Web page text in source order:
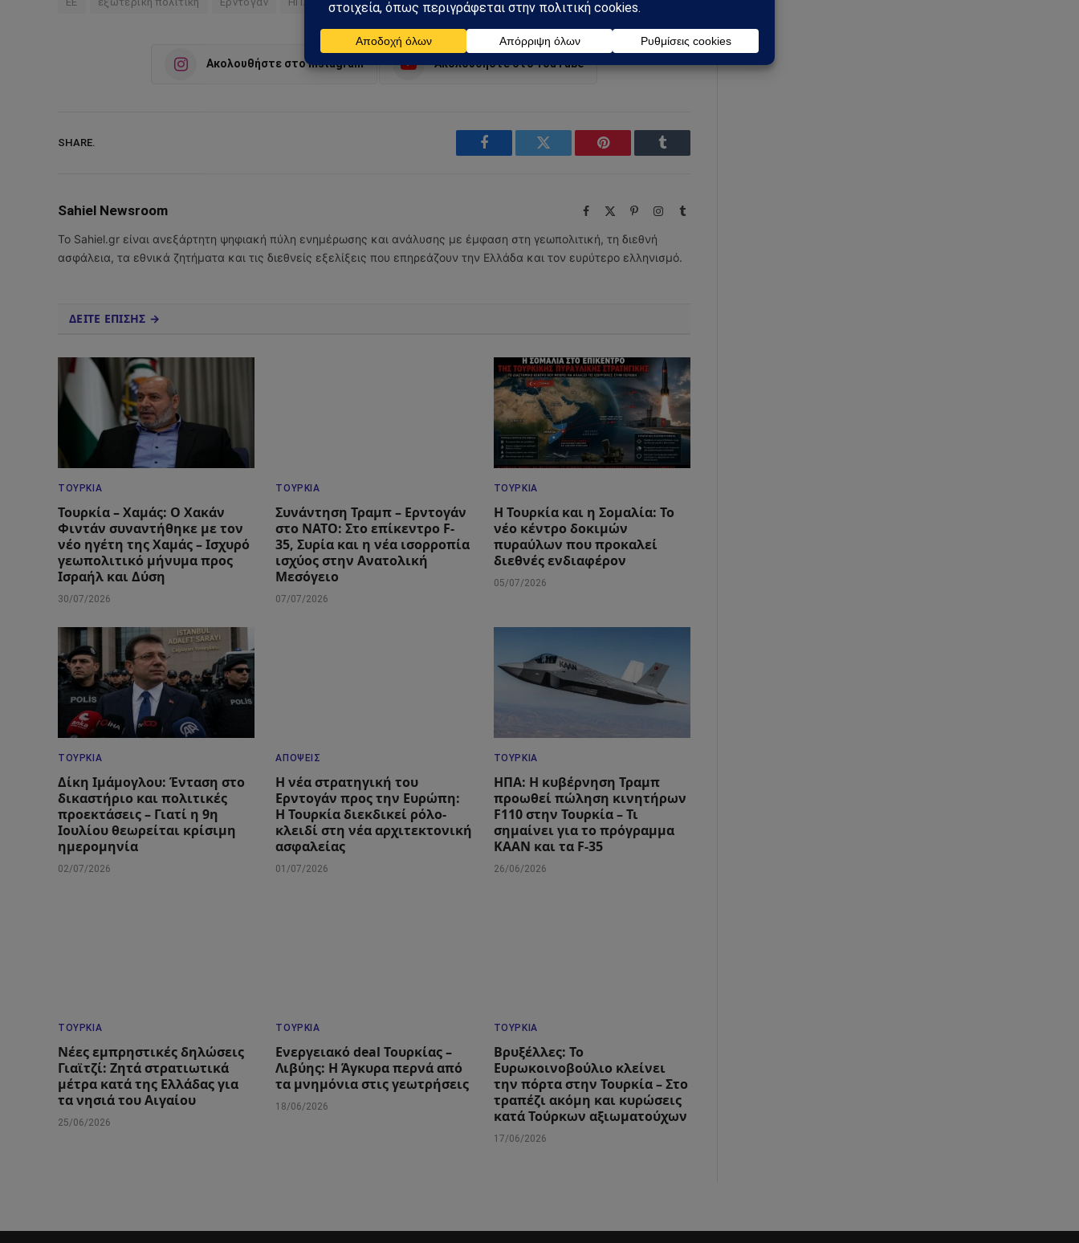
Ακολουθήστε στο Instagram Ακολουθήστε στο YouTube
SHARE.
Facebook Twitter Pinterest Tumblr
Sahiel Newsroom Facebook PinterestInstagram
Tumblr
Το Sahiel.gr είναι ανεξάρτητη ψηφιακή πύλη ενημέρωσης και ανάλυσης με έμφαση στη γεωπολιτική, τη διεθνή
ασφάλεια, τα εθνικά ζητήματα και τις διεθνείς εξελίξεις που επηρεάζουν την Ελλάδα και τον ευρύτερο ελληνισμό.
ΔΕΙΤΕ ΕΠΙΣΗΣ →
ΤΟΥΡΚΊΑ
Τουρκία – Χαμάς: Ο Χακάν
Φιντάν συναντήθηκε με τον
νέο ηγέτη της Χαμάς – Ισχυρό
γεωπολιτικό μήνυμα προς
Ισραήλ και Δύση
30/07/2026
ΤΟΥΡΚΊΑ
Συνάντηση Τραμπ – Ερντογάν
στο ΝΑΤΟ: Στο επίκεντρο F-
35, Συρία και η νέα ισορροπία
ισχύος στην Ανατολική
Μεσόγειο
07/07/2026
ΤΟΥΡΚΊΑ
Η Τουρκία και η Σομαλία: Το
νέο κέντρο δοκιμών
πυραύλων που προκαλεί
διεθνές ενδιαφέρον
05/07/2026
ΤΟΥΡΚΊΑ
Δίκη Ιμάμογλου: Ένταση στο
δικαστήριο και πολιτικές
προεκτάσεις – Γιατί η 9η
Ιουλίου θεωρείται κρίσιμη
ημερομηνία
02/07/2026
ΑΠΌΨΕΙΣ
Η νέα στρατηγική του
Ερντογάν προς την Ευρώπη:
Η Τουρκία διεκδικεί ρόλο-
κλειδί στη νέα αρχιτεκτονική
ασφαλείας
01/07/2026
ΤΟΥΡΚΊΑ
ΗΠΑ: Η κυβέρνηση Τραμπ
προωθεί πώληση κινητήρων
F110 στην Τουρκία – Τι
σημαίνει για το πρόγραμμα
KAAN και τα F-35
26/06/2026
ΤΟΥΡΚΊΑ
Νέες εμπρηστικές δηλώσεις
Γιαϊτζί: Ζητά στρατιωτικά
μέτρα κατά της Ελλάδας για
τα νησιά του Αιγαίου
25/06/2026
ΤΟΥΡΚΊΑ
Ενεργειακό deal Τουρκίας –
Λιβύης: Η Άγκυρα περνά από
τα μνημόνια στις γεωτρήσεις
18/06/2026
ΤΟΥΡΚΊΑ
Βρυξέλλες: Το
Ευρωκοινοβούλιο κλείνει
την πόρτα στην Τουρκία – Στο
τραπέζι ακόμη και κυρώσεις
κατά Τούρκων αξιωματούχων
17/06/2026